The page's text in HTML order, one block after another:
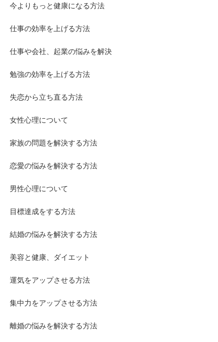
今よりもっと健康になる方法
仕事の効率を上げる方法
仕事や会社、起業の悩みを解決
勉強の効率を上げる方法
失恋から立ち直る方法
女性心理について
家族の問題を解決する方法
恋愛の悩みを解決する方法
男性心理について
目標達成をする方法
結婚の悩みを解決する方法
美容と健康、ダイエット
運気をアップさせる方法
集中力をアップさせる方法
離婚の悩みを解決する方法